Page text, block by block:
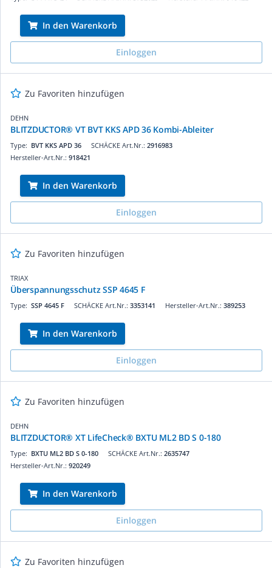
In den Warenkorb
Einloggen
Zu Favoriten hinzufügen
DEHN
BLITZDUCTOR® VT BVT KKS APD 36 Kombi-Ableiter
SCHÄCKE Art.Nr.: 2916983
Type: BVT KKS APD 36
Hersteller-Art.Nr.: 918421
In den Warenkorb
Einloggen
Zu Favoriten hinzufügen
TRIAX
Überspannungsschutz SSP 4645 F
SCHÄCKE Art.Nr.: 3353141
Type: SSP 4645 F Hersteller-Art.Nr.: 389253
In den Warenkorb
Einloggen
Zu Favoriten hinzufügen
DEHN
BLITZDUCTOR® XT LifeCheck® BXTU ML2 BD S 0-180
SCHÄCKE Art.Nr.: 2635747
Type: BXTU ML2 BD S 0-180
Hersteller-Art.Nr.: 920249
In den Warenkorb
Einloggen
Zu Favoriten hinzufügen